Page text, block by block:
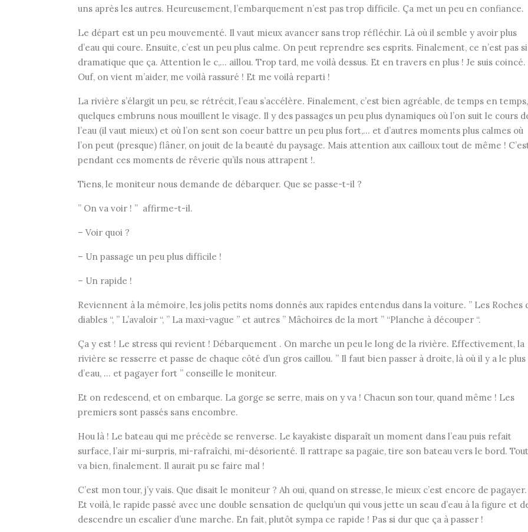
uns après les autres. Heureusement, l’embarquement n’est pas trop difficile. Ça met un peu en confiance.
Le départ est un peu mouvementé. Il vaut mieux avancer sans trop réfléchir. Là où il semble y avoir plus
d’eau qui coure. Ensuite, c’est un peu plus calme. On peut reprendre ses esprits. Finalement, ce n’est pas si
dramatique que ça. Attention le c,… aillou. Trop tard, me voilà dessus. Et en travers en plus ! Je suis coincé.
Ouf, on vient m’aider, me voilà rassuré ! Et me voilà reparti !
La rivière s’élargit un peu, se rétrécit, l’eau s’accélère. Finalement, c’est bien agréable, de temps en temps,
quelques embruns nous mouillent le visage. Il y des passages un peu plus dynamiques où l’on suit le cours
l’eau (il vaut mieux) et où l’on sent son coeur battre un peu plus fort,… et d’autres moments plus calmes où
l’on peut (presque) flâner, on jouit de la beauté du paysage. Mais attention aux cailloux tout de même !
pendant ces moments de rêverie qu’ils nous attrapent !.
Tiens, le moniteur nous demande de débarquer. Que se passe-t-il ?
” On va voir ! ” affirme-t-il.
– Voir quoi ?
– Un passage un peu plus difficile !
– Un rapide !
Reviennent à la mémoire, les jolis petits noms donnés aux rapides entendus dans la voiture. ” Les Roches
diables “, ” L’avaloir “, ” La maxi-vague ” et autres ” Mâchoires de la mort ” “Planche à découper “.
Ça y est ! Le stress qui revient ! Débarquement . On marche un peu le long de la rivière. Effectivement, la
rivière se resserre et passe de chaque côté d’un gros caillou. ” Il faut bien passer à droite, là où il y a le plus
d’eau, … et pagayer fort ” conseille le moniteur.
Et on redescend, et on embarque. La gorge se serre, mais on y va ! Chacun son tour, quand même ! Les
premiers sont passés sans encombre.
Hou là ! Le bateau qui me précède se renverse. Le kayakiste disparaît un moment dans l’eau puis refait
surface, l’air mi-surpris, mi-rafraîchi, mi-désorienté. Il rattrape sa pagaie, tire son bateau vers le bord. Tout
va bien, finalement. Il aurait pu se faire mal !
C’est mon tour, j’y vais. Que disait le moniteur ? Ah oui, quand on stresse, le mieux c’est encore de pagayer.
Et voilà, le rapide passé avec une double sensation de quelqu’un qui vous jette un seau d’eau à la figure et
descendre un escalier d’une marche. En fait, plutôt sympa ce rapide ! Pas si dur que ça à passer !